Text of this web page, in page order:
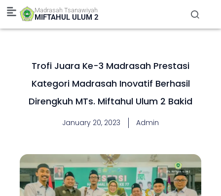
Skip
content
Madrasah Tsanawiyah
MIFTAHUL ULUM 2
Trofi Juara Ke-3 Madrasah Prestasi
Kategori Madrasah Inovatif Berhasil
Direngkuh MTs. Miftahul Ulum 2 Bakid
January 20, 2023 Admin